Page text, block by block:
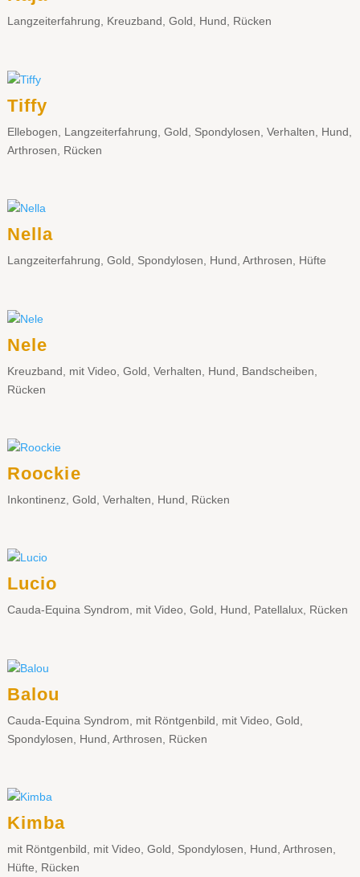
Langzeiterfahrung, Kreuzband, Gold, Hund, Rücken
Tiffy
Ellebogen Langzeiterfahrung Gold Spondylosen Verhalten Hund
Arthrosen
Rücken
Nella
Langzeiterfahrung Gold Spondylosen Hund Arthrosen Hüfte
Nele
Kreuzband mit Video, Gold Verhalten Hund Bandscheiben
Rücken
Roockie
Inkontinenz Gold Verhalten Hund Rücken
Lucio
Cauda-Equina Syndrom, mit Video, Gold, Hund, Patellalux, Rücken
Balou
Cauda-Equina Syndrom mit Röntgenbild mit Video, Gold
Spondylosen
Hund Arthrosen Rücken
Kimba
mit Röntgenbild, mit Video, Gold, Spondylosen, Hund, Arthrosen,
Hüfte, Rücken